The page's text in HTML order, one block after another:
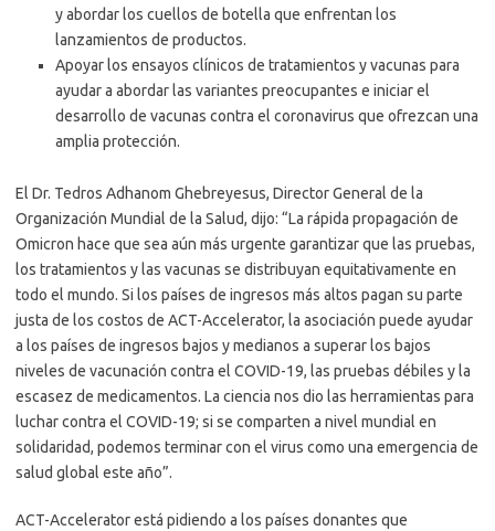
y abordar los cuellos de botella que enfrentan los
lanzamientos de productos.
Apoyar los ensayos clínicos de tratamientos y vacunas para
ayudar a abordar las variantes preocupantes e iniciar el
desarrollo de vacunas contra el coronavirus que ofrezcan una
amplia protección.
El Dr. Tedros Adhanom Ghebreyesus, Director General de la
Organización Mundial de la Salud, dijo: “La rápida propagación de
Omicron hace que sea aún más urgente garantizar que las pruebas,
los tratamientos y las vacunas se distribuyan equitativamente en
todo el mundo. Si los países de ingresos más altos pagan su parte
justa de los costos de ACT-Accelerator, la asociación puede ayudar
a los países de ingresos bajos y medianos a superar los bajos
niveles de vacunación contra el COVID-19, las pruebas débiles y la
escasez de medicamentos. La ciencia nos dio las herramientas para
luchar contra el COVID-19; si se comparten a nivel mundial en
solidaridad, podemos terminar con el virus como una emergencia de
salud global este año”.
ACT-Accelerator está pidiendo a los países donantes que